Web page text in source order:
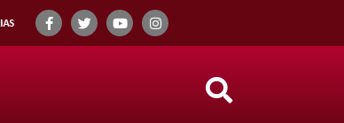
Search